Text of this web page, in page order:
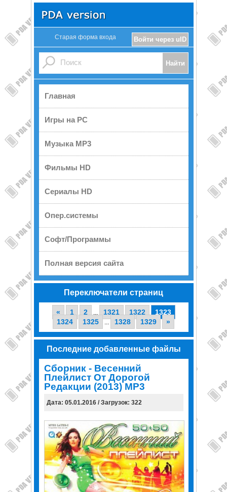
Войти через uID
Старая форма входа
Главная
Игры на PC
Музыка MP3
Фильмы HD
Сериалы HD
Опер.системы
Софт/Программы
Полная версия сайта
Переключатели страниц
« 1 2 ... 1321 1322
1323
1324
1325 ... 1328 1329 »
Последние добавленные файлы
Сборник - Весенний
Плейлист От Дорогой
Редакции (2013) MP3
Дата: 05.01.2016 / Загрузок: 322